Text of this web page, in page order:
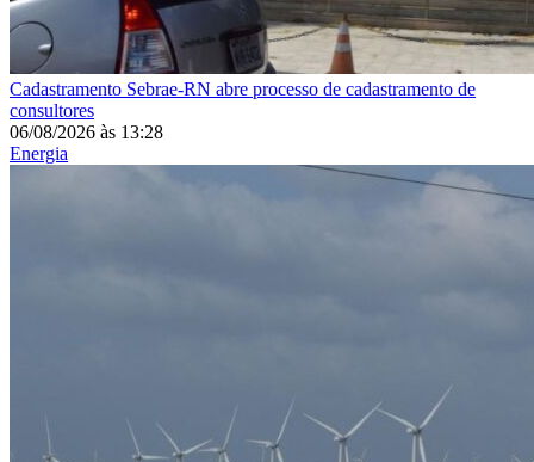
Cadastramento Sebrae-RN abre processo de cadastramento de
consultores
06/08/2026 às 13:28
Energia